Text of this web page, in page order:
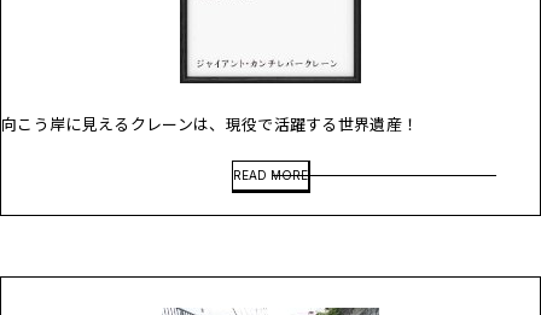
向こう岸に見えるクレーンは、現役で活躍する世界遺産！
READ MORE